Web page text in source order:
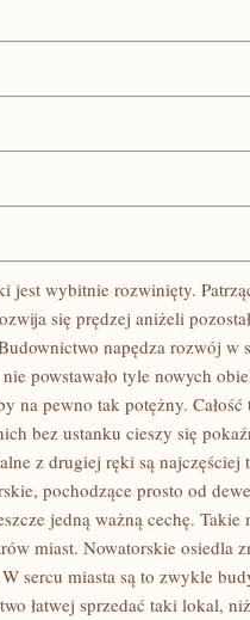
jest wybitnie rozwinięty.
się prędzej aniżeli
napędza rozwój w
powstawało tyle nowych
na pewno tak potężny.
bez ustanku cieszy się
z drugiej ręki są najczęściej
pochodzące prosto od
jedną ważną cechę. Takie
miast. Nowatorskie osiedla
sercu miasta są to zwykle
łatwej sprzedać taki lokal,